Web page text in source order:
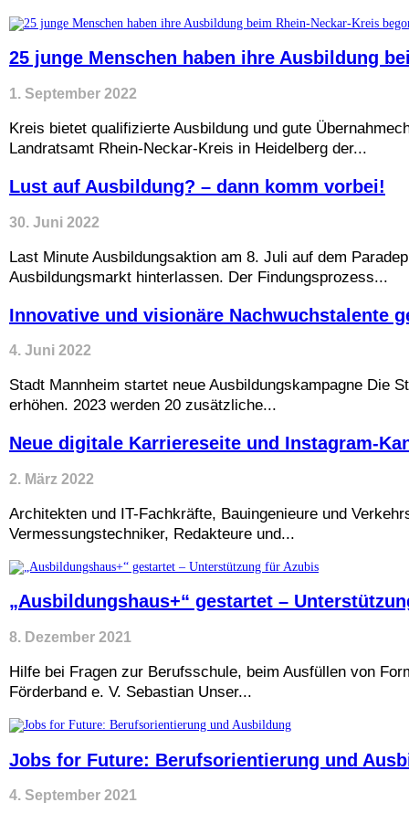
25 junge Menschen haben ihre Ausbildung
1. September 2022
Kreis bietet qualifizierte Ausbildung und gute
Landratsamt Rhein-Neckar-Kreis in Heidelberg der...
Lust auf Ausbildung? – dann komm vorbei!
30. Juni 2022
Last Minute Ausbildungsaktion am 8. Juli auf dem
Ausbildungsmarkt hinterlassen. Der Findungsprozess...
Innovative und visionäre Nachwuchstalente
4. Juni 2022
Stadt Mannheim startet neue Ausbildungskampagne Die
erhöhen. 2023 werden 20 zusätzliche...
Neue digitale Karriereseite und Instagram-
2. März 2022
Architekten und IT-Fachkräfte, Bauingenieure und
Vermessungstechniker, Redakteure und...
„Ausbildungshaus+“ gestartet –
8. Dezember 2021
Hilfe bei Fragen zur Berufsschule, beim Ausfüllen von
Förderband e. V. Sebastian Unser...
Jobs for Future: Berufsorientierung und
4. September 2021